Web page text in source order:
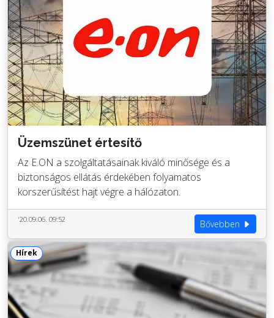
Üzemszünet értesítő
Az E.ON a szolgáltatásainak kiváló minősége és a
biztonságos ellátás érdekében folyamatos
korszerűsítést hajt végre a hálózaton.
'20.09.06. 09:52 Bővebben
Hírek